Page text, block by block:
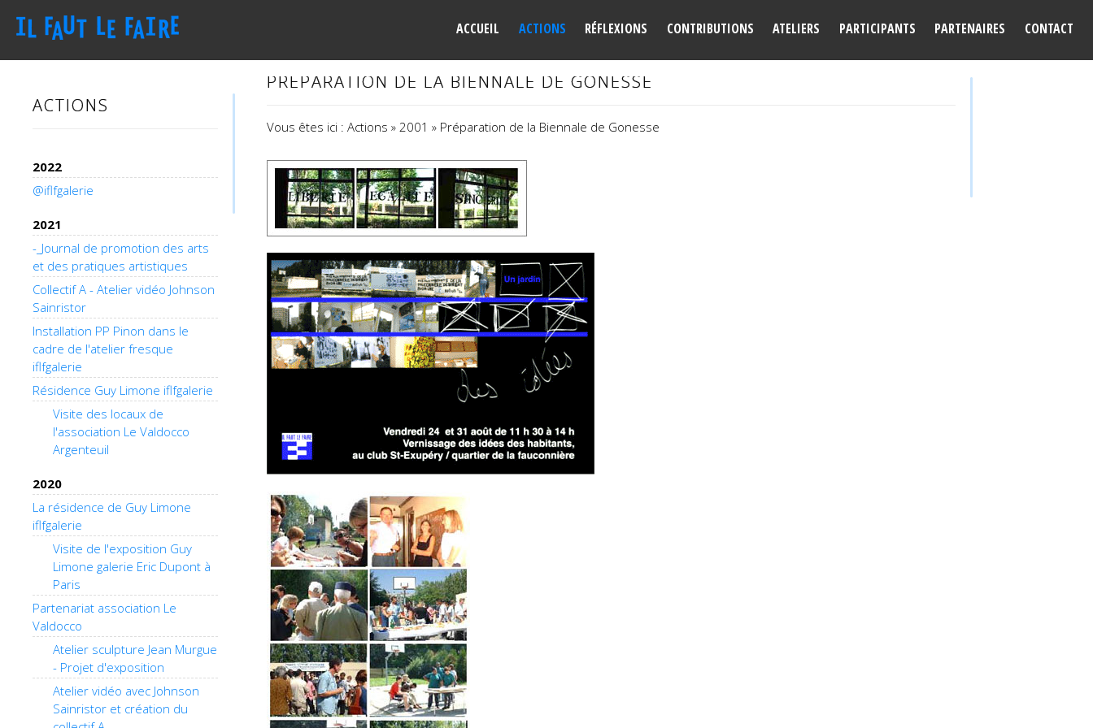
ACCUEIL ACTIONS RÉFLEXIONS CONTRIBUTIONS ATELIERS PARTICIPANTS PARTENAIRES CONTACT
ACTIONS
2022
@iflfgalerie
2021
-_Journal de promotion des arts
et des pratiques artistiques
Collectif A - Atelier vidéo Johnson
Sainristor
Installation PP Pinon dans le
cadre de l'atelier fresque
iflfgalerie
Résidence Guy Limone iflfgalerie
Visite des locaux de
l'association Le Valdocco
Argenteuil
2020
La résidence de Guy Limone
iflfgalerie
Visite de l'exposition Guy
Limone galerie Eric Dupont à
Paris
Partenariat association Le
Valdocco
Atelier sculpture Jean Murgue
- Projet d'exposition
Atelier vidéo avec Johnson
Sainristor et création du
PRÉPARATION DE LA BIENNALE DE GONESSE
Vous êtes ici : Actions » 2001 » Préparation de la Biennale de Gonesse